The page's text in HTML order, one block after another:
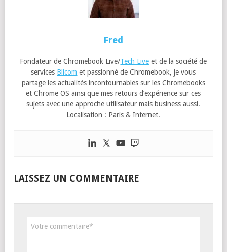
Fred
Fondateur de Chromebook Live/Tech Live et de la société de
services Blicom et passionné de Chromebook, je vous
partage les actualités incontournables sur les Chromebooks
et Chrome OS ainsi que mes retours d’expérience sur ces
sujets avec une approche utilisateur mais business aussi.
Localisation : Paris & Internet.
LAISSEZ UN COMMENTAIRE